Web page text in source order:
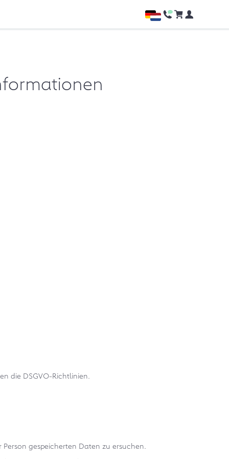
die DSGVO-Richtlinien.
gespeicherten Daten zu ersuchen.